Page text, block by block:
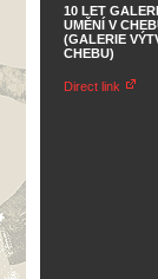
10 LET
UMĚNÍ V
(GALERIE
CHEBU)
Direct link